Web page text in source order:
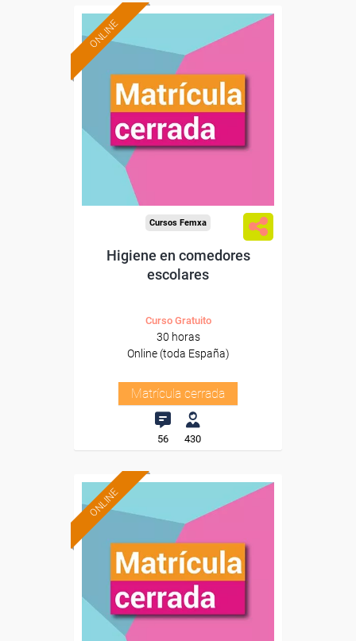
ONLINE
Cursos Femxa
Higiene en comedores
escolares
Curso Gratuito
30 horas
Online (toda España)
Matrícula cerrada
56 430
ONLINE